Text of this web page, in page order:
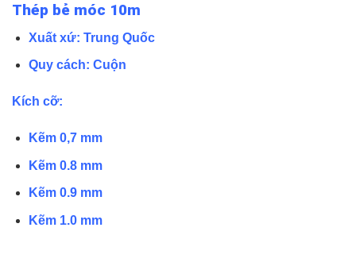
Thép bẻ móc 10m
Xuất xứ: Trung Quốc
Quy cách: Cuộn
Kích cỡ:
Kẽm 0,7 mm
Kẽm 0.8 mm
Kẽm 0.9 mm
Kẽm 1.0 mm